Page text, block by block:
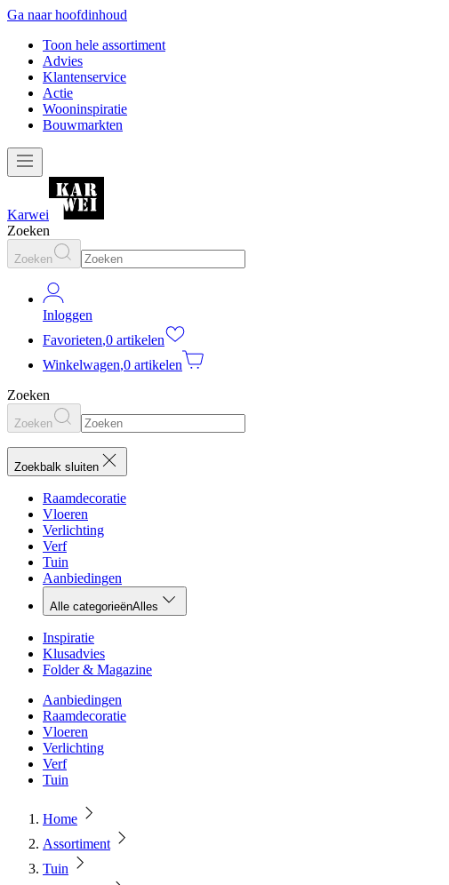
Ga naar hoofdinhoud
Toon hele assortiment
Advies
Klantenservice
Actie
Wooninspiratie
Bouwmarkten
Karwei
Zoeken
Zoeken
Inloggen
Favorieten,0 artikelen
Winkelwagen,0 artikelen
Zoeken
Zoeken
Zoekbalk sluiten
Raamdecoratie
Vloeren
Verlichting
Verf
Tuin
Aanbiedingen
Alle categorieënAlles
Inspiratie
Klusadvies
Folder & Magazine
Aanbiedingen
Raamdecoratie
Vloeren
Verlichting
Verf
Tuin
Home
Assortiment
Tuin